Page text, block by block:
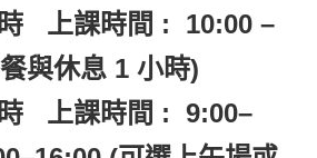
上課時間 : 10:00 –
與休息 1 小時)
上課時間 : 9:00–